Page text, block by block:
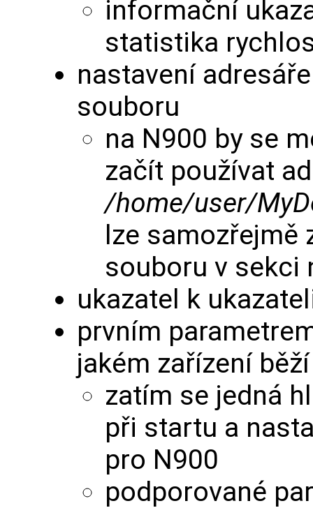
informační
statistika
nastavení
souboru
na N900 by se
začít používat
/home/user/
lze samozřejmě
souboru v sekci
ukazatel k
prvním
jakém zařízení běží
zatím se jedná
při startu a
pro N900
podporované